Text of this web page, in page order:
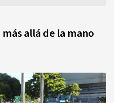
allá de la mano